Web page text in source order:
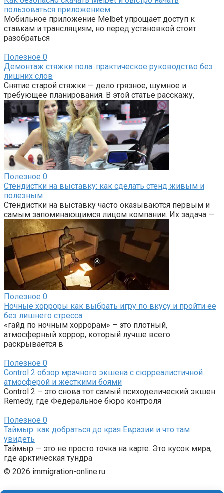
пользоваться приложением
Мобильное приложение Melbet упрощает доступ к
ставкам и трансляциям, но перед установкой стоит
разобраться
Полезное 0
Демонтаж стяжки пола: практическое руководство без
лишних слов
Снятие старой стяжки — дело грязное, шумное и
требующее планирования. В этой статье расскажу,
Полезное 0
Стендистки на выставку: как сделать стенд живым и
полезным
Стендистки на выставку часто оказываются первым и
самым запоминающимся лицом компании. Их задача —
Полезное 0
Ночные хорроры как выбрать игру по вкусу и пройти ее
без лишнего стресса
«гайд по ночным хоррорам» – это плотный,
атмосферный хоррор, который лучше всего
раскрывается в
Полезное 0
Control 2 обзор мрачного экшена с сюрреалистичной
атмосферой и жесткими боями
Control 2 – это снова тот самый психоделический экшен
Remedy, где Федеральное бюро контроля
Полезное 0
Таймыр: как добраться до края Евразии и что там
увидеть
Таймыр — это не просто точка на карте. Это кусок мира,
где арктическая тундра
© 2026 immigration-online.ru